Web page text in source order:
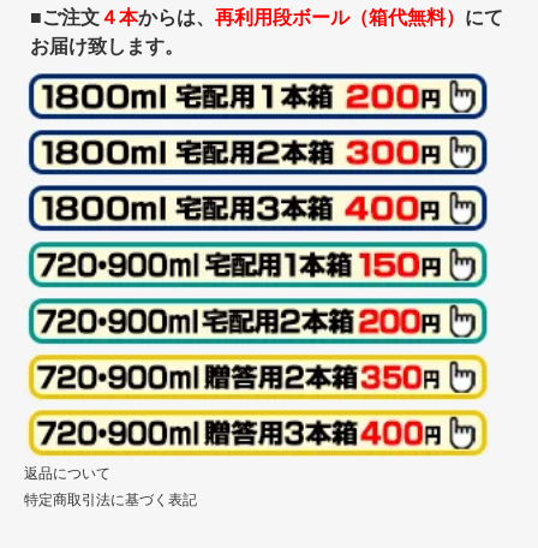
■ご注文４本からは、 再利用段ボール（箱代無料） にて
お届け致します。
返品について
特定商取引法に基づく表記